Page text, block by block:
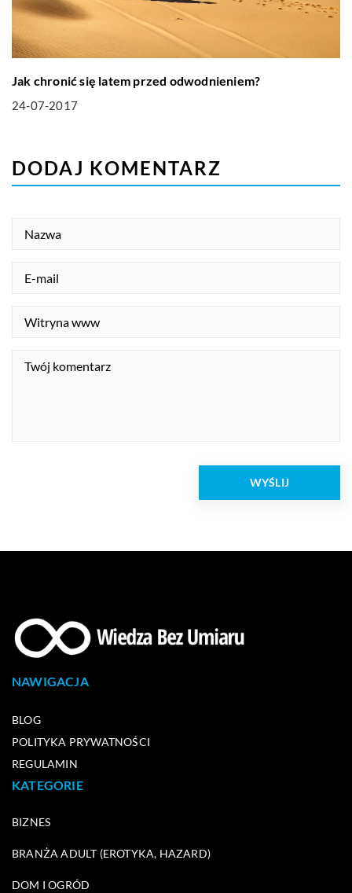
Jak chronić się latem przed odwodnieniem?
24-07-2017
DODAJ KOMENTARZ
NAWIGACJA
BLOG
POLITYKA PRYWATNOŚCI
REGULAMIN
KATEGORIE
BIZNES
BRANŻA ADULT (EROTYKA, HAZARD)
DOM I OGRÓD